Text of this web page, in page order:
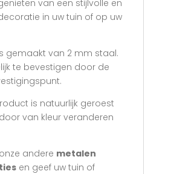
van een stijlvolle en
in uw tuin of op uw
gemaakt van 2 mm staal.
te bevestigen door de
is natuurlijk geroest
van kleur veranderen
andere metalen
en geef uw tuin of